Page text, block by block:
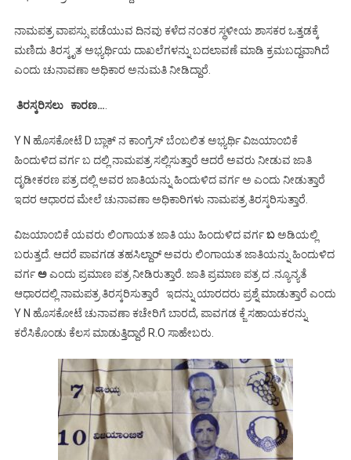
ನಾಮಪತ್ರ ವಾಪಸ್ಸು ಪಡೆಯುವ ದಿನವು ಕಳೆದ ನಂತರ ಸ್ಥಳೀಯ ಶಾಸಕರ ಒತ್ತಡಕ್ಕೆ
ಮಣಿದು ತಿರಸ್ಕೃತ ಅಭ್ಯರ್ಥಿಯ ದಾಖಲೆಗಳನ್ನು ಬದಲಾವಣೆ ಮಾಡಿ ಕ್ರಮಬದ್ದವಾಗಿದೆ
ಎಂದು ಚುನಾವಣಾ ಅಧಿಕಾರ ಅನುಮತಿ ನೀಡಿದ್ದಾರೆ.
ತಿರಸ್ಕರಿಸಲು ಕಾರಣ…
Y N ಹೊಸಕೋಟೆ D ಬ್ಲಾಕ್ ನ ಕಾಂಗ್ರೆಸ್ ಬೆಂಬಲಿತ ಅಭ್ಯರ್ಥಿ ವಿಜಯಾಂಬಿಕೆ
ಹಿಂದುಳಿದ ವರ್ಗ ಬ ದಲ್ಲಿ ನಾಮಪತ್ರ ಸಲ್ಲಿಸುತ್ತಾರೆ ಆದರೆ ಅವರು ನೀಡುವ ಜಾತಿ
ದೃಡೀಕರಣ ಪತ್ರ ದಲ್ಲಿ ಅವರ ಜಾತಿಯನ್ನು ಹಿಂದುಳಿದ ವರ್ಗ ಅ ಎಂದು ನೀಡುತ್ತಾರೆ
ಇದರ ಆಧಾರದ ಮೇಲೆ ಚುನಾವಣಾ ಅಧಿಕಾರಿಗಳು ನಾಮಪತ್ರ ತಿರಸ್ಕರಿಸುತ್ತಾರೆ.
ವಿಜಯಾಂಬಿಕೆ ಯವರು ಲಿಂಗಾಯತ ಜಾತಿ ಯು ಹಿಂದುಳಿದ ವರ್ಗಬಅಡಿಯಲ್ಲಿ
ಬರುತ್ತದೆ. ಆದರೆ ಪಾವಗಡ ತಹಸಿಲ್ದಾರ್ ಅವರು ಲಿಂಗಾಯತ ಜಾತಿಯನ್ನು ಹಿಂದುಳಿದ
ವರ್ಗಅಎಂದು ಪ್ರಮಾಣ ಪತ್ರ ನೀಡಿರುತ್ತಾರೆ. ಜಾತಿ ಪ್ರಮಾಣ ಪತ್ರ ದ .ನ್ಯೂನ್ಯತೆ
ಆಧಾರದಲ್ಲಿ ನಾಮಪತ್ರ ತಿರಸ್ಕರಿಸುತ್ತಾರೆ ಇದನ್ನು ಯಾರದರು ಪ್ರಶ್ನೆ ಮಾಡುತ್ತಾರೆ ಎಂದು
Y N ಹೊಸಕೋಟೆ ಚುನಾವಣಾ ಕಚೇರಿಗೆ ಬಾರದೆ, ಪಾವಗಡ ಕ್ಜೆ ಸಹಾಯಕರನ್ನು
ಕರೆಸಿಕೊಂಡು ಕೆಲಸ ಮಾಡುತ್ತಿದ್ದಾರೆ R.O ಸಾಹೇಬರು.